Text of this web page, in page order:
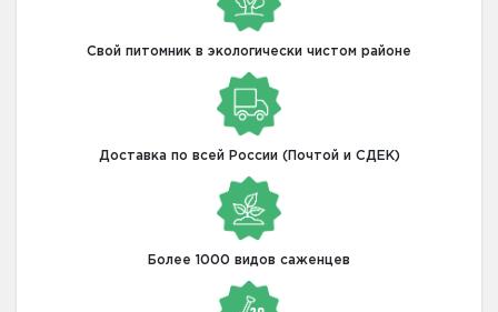
Свой питомник в экологически чистом районе
Доставка по всей России (Почтой и СДЕК)
Более 1000 видов саженцев